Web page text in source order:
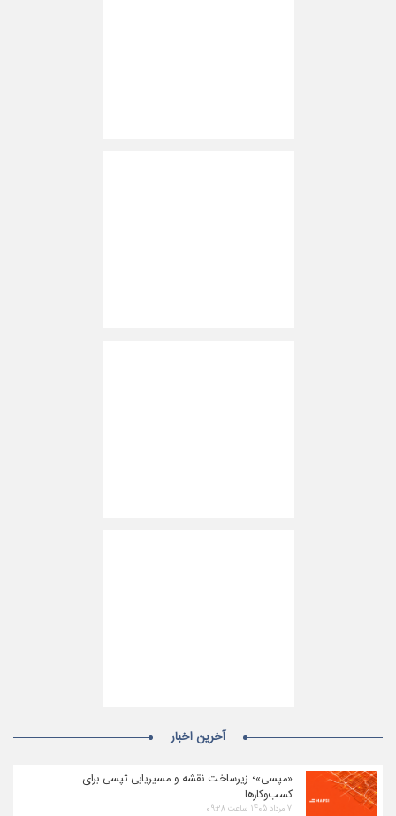
آخرین اخبار
«مپسی»؛ زیرساخت نقشه و مسیریابی تپسی برای
کسب‌وکارها
۷ مرداد ۱۴۰۵ ساعت ۰۹:۲۸